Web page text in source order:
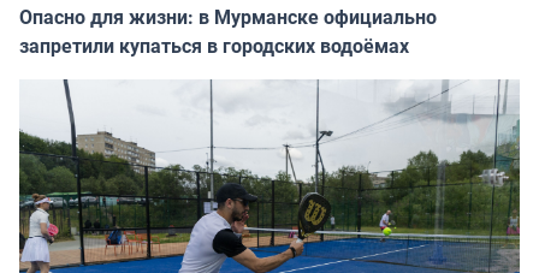
Опасно для жизни: в Мурманске официально
запретили купаться в городских водоёмах